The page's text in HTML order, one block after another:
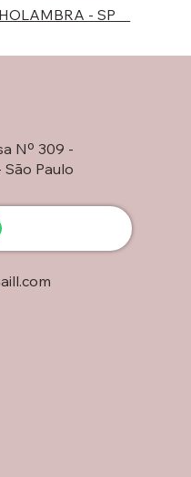
HOLAMBRA - SP
Nº 309 -
Paulo